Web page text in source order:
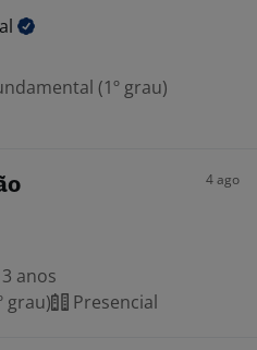
(1º grau)
4 ago
anos
grau)
Presencial